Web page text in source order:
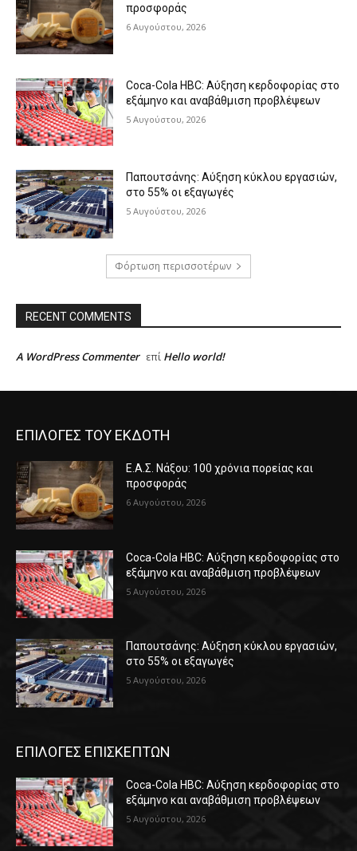
προσφοράς
6 Αυγούστου, 2026
Coca-Cola HBC: Αύξηση κερδοφορίας στο
εξάμηνο και αναβάθμιση προβλέψεων
5 Αυγούστου, 2026
Παπουτσάνης: Αύξηση κύκλου εργασιών,
στο 55% οι εξαγωγές
5 Αυγούστου, 2026
Φόρτωση περισσοτέρων
RECENT COMMENTS
A WordPress Commenter επί Hello world!
ΕΠΙΛΟΓΕΣ ΤΟΥ ΕΚΔΟΤΗ
Ε.Α.Σ. Νάξου: 100 χρόνια πορείας και
προσφοράς
6 Αυγούστου, 2026
Coca-Cola HBC: Αύξηση κερδοφορίας στο
εξάμηνο και αναβάθμιση προβλέψεων
5 Αυγούστου, 2026
Παπουτσάνης: Αύξηση κύκλου εργασιών,
στο 55% οι εξαγωγές
5 Αυγούστου, 2026
ΕΠΙΛΟΓΕΣ ΕΠΙΣΚΕΠΤΩΝ
Coca-Cola HBC: Αύξηση κερδοφορίας στο
εξάμηνο και αναβάθμιση προβλέψεων
5 Αυγούστου, 2026